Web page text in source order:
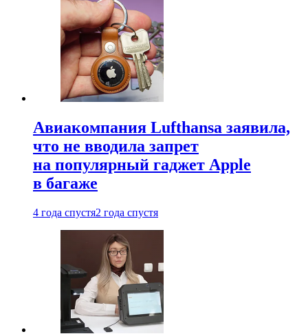
Авиакомпания Lufthansa заявила,
что не вводила запрет
на популярный гаджет Apple
в багаже
4 года спустя2 года спустя